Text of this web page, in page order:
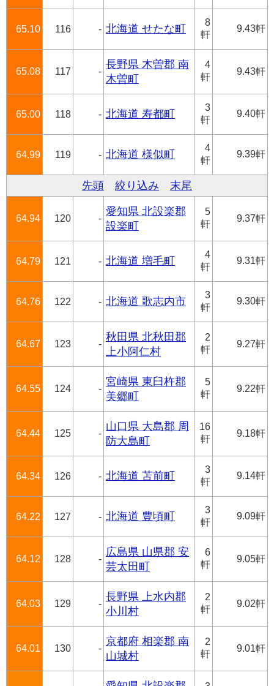
65.10 116 - 北海道 せたな町
8
軒
9.43軒
65.08 117 -
長野県 木曽郡 南
木曽町
4
軒
9.43軒
65.00 118 - 北海道 寿都町
3
軒
9.40軒
64.99 119 - 北海道 様似町
4
軒
9.39軒
先頭 絞り込み 末尾
64.94 120 -
愛知県 北設楽郡
設楽町
5
軒
9.37軒
64.79 121 - 北海道 増毛町
4
軒
9.31軒
64.76 122 - 北海道 歌志内市
3
軒
9.30軒
64.67 123 -
秋田県 北秋田郡
上小阿仁村
2
軒
9.27軒
64.55 124 -
宮崎県 東臼杵郡
美郷町
5
軒
9.22軒
64.44 125 -
山口県 大島郡 周
防大島町
16
軒
9.18軒
64.34 126 - 北海道 苫前町
3
軒
9.14軒
64.22 127 - 北海道 豊頃町
3
軒
9.09軒
64.12 128 -
広島県 山県郡 安
芸太田町
6
軒
9.05軒
64.03 129 -
長野県 上水内郡
小川村
2
軒
9.02軒
64.01 130 -
京都府 相楽郡 南
山城村
2
軒
9.01軒